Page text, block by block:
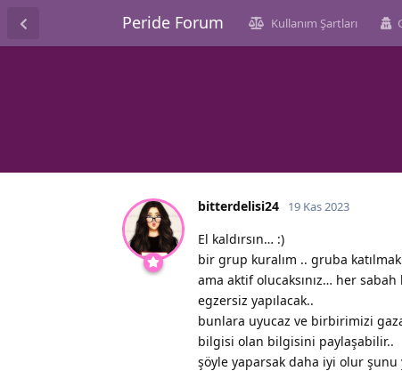
Peride Forum Kullanım Şartları
bitterdelisi24 19 Kas 2023
El kaldırsın… :)
bir grup kuralım .. gruba
ama aktif olucaksınız… her
egzersiz yapılacak..
bunlara uyucaz ve birbirimizi
bilgisi olan bilgisini paylaşabilir..
şöyle yaparsak daha iyi olur